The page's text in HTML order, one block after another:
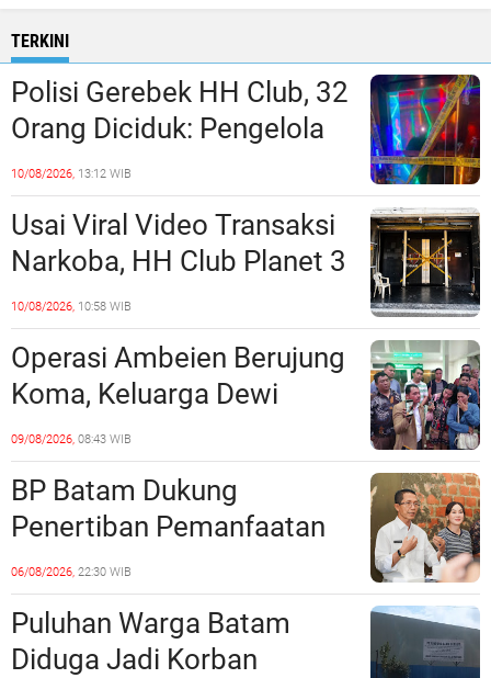
TERKINI
Polisi Gerebek HH Club, 32
Orang Diciduk: Pengelola
dan Manajeman Terlibat
Peredaran Narkoba?
10/08/2026, 13:12 WIB
Usai Viral Video Transaksi
Narkoba, HH Club Planet 3
Dikabarkan Digerebek
Dittipidnarkoba Bareskrim
Polri?
10/08/2026, 10:58 WIB
Operasi Ambeien Berujung
Koma, Keluarga Dewi
Sartika Polisikan RS Awal
Bros Botania
09/08/2026, 08:43 WIB
BP Batam Dukung
Penertiban Pemanfaatan
Ruang Laut Sesuai
Ketentuan Peraturan
Perundang-undangan
06/08/2026, 22:30 WIB
Puluhan Warga Batam
Diduga Jadi Korban